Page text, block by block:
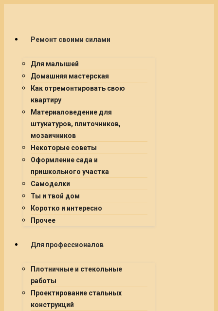
Ремонт своими силами
Для малышей
Домашняя мастерская
Как отремонтировать свою
квартиру
Материаловедение для
штукатуров, плиточников,
мозаичников
Некоторые советы
Оформление сада и
пришкольного участка
Самоделки
Ты и твой дом
Коротко и интересно
Прочее
Для профессионалов
Плотничные и стекольные
работы
Проектирование стальных
конструкций